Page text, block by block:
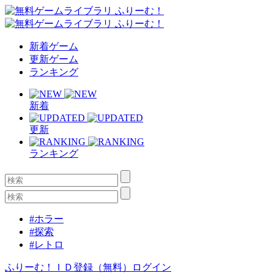
新着ゲーム
更新ゲーム
ランキング
新着
更新
ランキング
#ホラー
#探索
#レトロ
ふりーむ！ＩＤ登録（無料） ログイン